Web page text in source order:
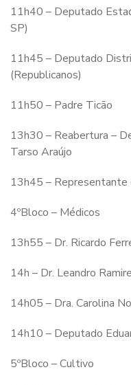
11h40 – Deputado
SP)
11h45 – Deputado
(Republicanos)
11h50 – Padre Ticão
13h30 – Reabertura –
Tarso Araújo
13h45 – Representante
4ºBloco – Médicos
13h55 – Dr. Ricardo
14h – Dr. Leandro
14h05 – Dra. Carolina
14h10 – Deputado
5ºBloco – Cultivo